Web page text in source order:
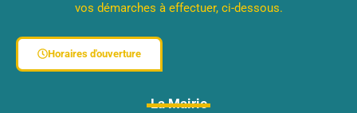
vos démarches à effectuer, ci-dessous.
Horaires d'ouverture
La Mairie